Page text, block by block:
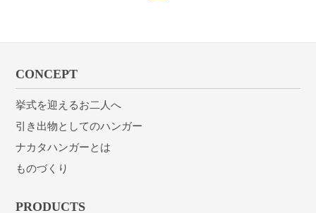
CONCEPT
挙式を迎えるお二人へ
引き出物としてのハンガー
ナカタハンガーとは
ものづくり
PRODUCTS